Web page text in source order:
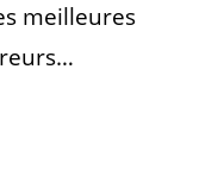
meilleures